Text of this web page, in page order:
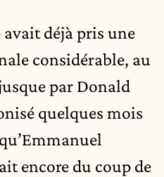
avait déjà pris une
considérable, au
par Donald
quelques mois
encore du coup de